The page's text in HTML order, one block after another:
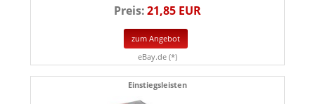
Preis:21,85 EUR
zum Angebot
eBay.de (*)
Einstiegsleisten